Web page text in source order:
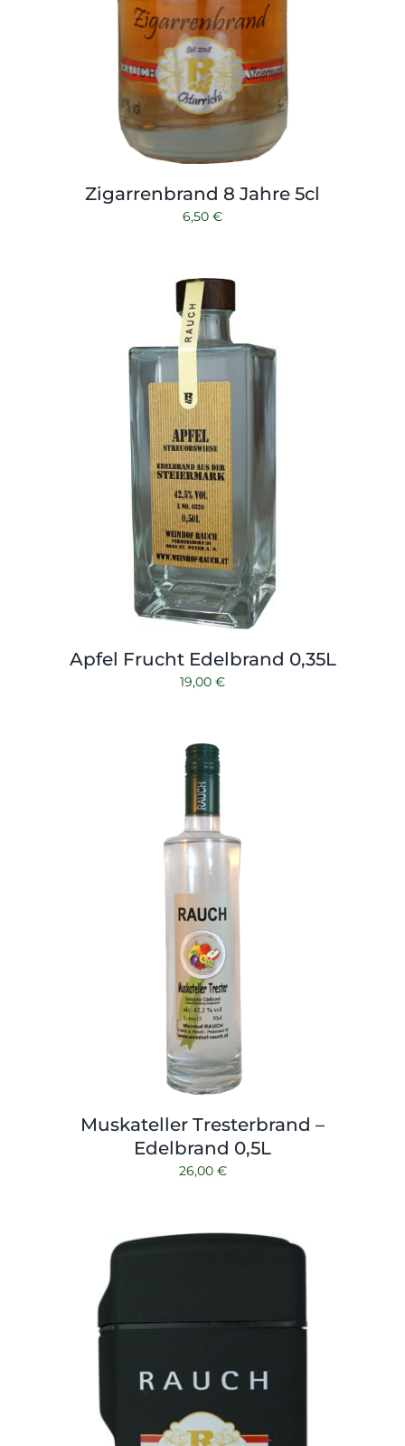
Zigarrenbrand 8 Jahre 5cl
6,50 €
Apfel Frucht Edelbrand 0,35L
19,00 €
Muskateller Tresterbrand –
Edelbrand 0,5L
26,00 €